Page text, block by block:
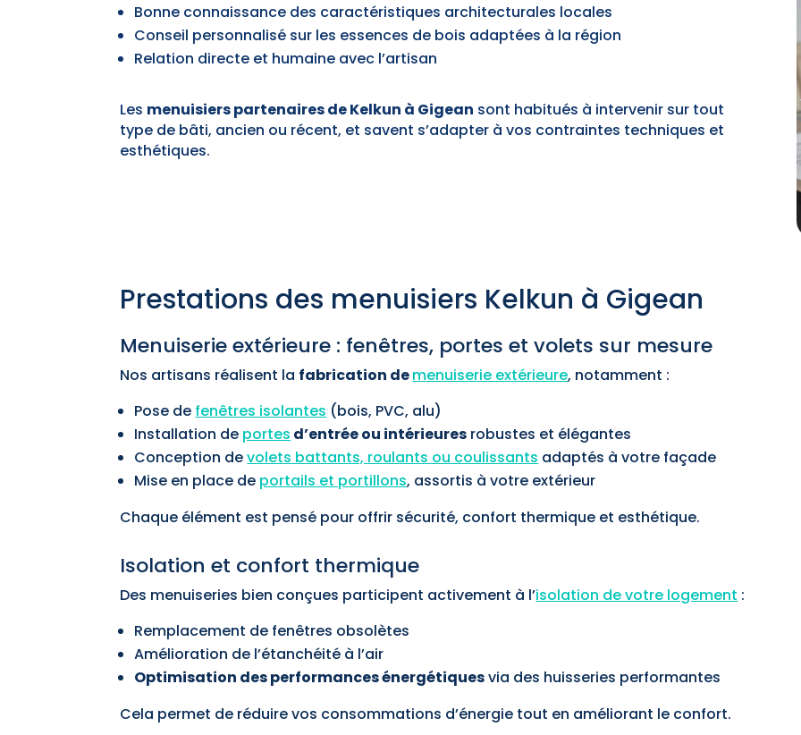
Bonne connaissance des caractéristiques architecturales locales
Conseil personnalisé sur les essences de bois adaptées à la région
Relation directe et humaine avec l’artisan
Les menuisiers partenaires de Kelkun à Gigean sont habitués à intervenir sur tout
type de bâti, ancien ou récent, et savent s’adapter à vos contraintes techniques et
esthétiques.
Prestations des menuisiers Kelkun à Gigean
Menuiserie extérieure : fenêtres, portes et volets sur mesure
Nos artisans réalisent la fabrication demenuiserie extérieure, notamment :
Pose de fenêtres isolantes (bois, PVC, alu)
Installation de portes d’entrée ou intérieures robustes et élégantes
Conception devolets battants, roulants ou coulissants adaptés à votre façade
Mise en place de portails et portillons, assortis à votre extérieur
Chaque élément est pensé pour offrir sécurité, confort thermique et esthétique.
Isolation et confort thermique
Des menuiseries bien conçues participent activement à l’isolation de votre logement :
Remplacement de fenêtres obsolètes
Amélioration de l’étanchéité à l’air
Optimisation des performances énergétiquesvia des huisseries performantes
Cela permet de réduire vos consommations d’énergie tout en améliorant le confort.